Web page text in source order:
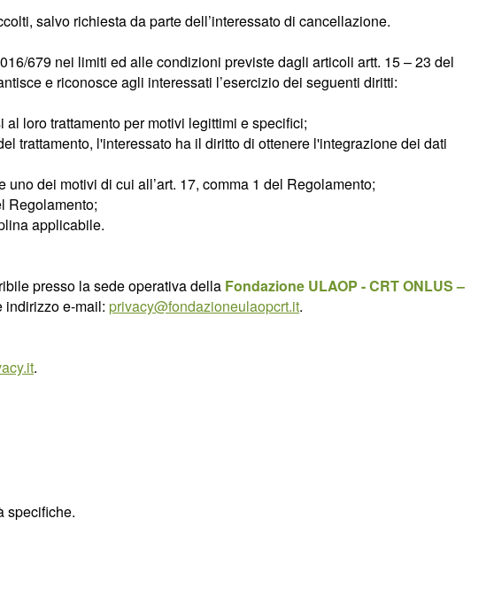
salvo richiesta da parte dell’interessato di cancellazione.
679 nei limiti ed alle condizioni previste dagli articoli artt. 15 – 23 del
e riconosce agli interessati l’esercizio dei seguenti diritti:
loro trattamento per motivi legittimi e specifici;
trattamento, l'interessato ha il diritto di ottenere l'integrazione dei dati
dei motivi di cui all’art. 17, comma 1 del Regolamento;
Regolamento;
applicabile.
presso la sede operativa della Fondazione ULAOP - CRT ONLUS –
indirizzo e-mail: privacy@fondazioneulaopcrt.it.
.
specifiche.